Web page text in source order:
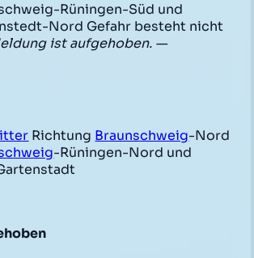
Rüningen-Süd und
Nord Gefahr besteht nicht
ist aufgehoben. —
Richtung Braunschweig-Nord
-Rüningen-Nord und